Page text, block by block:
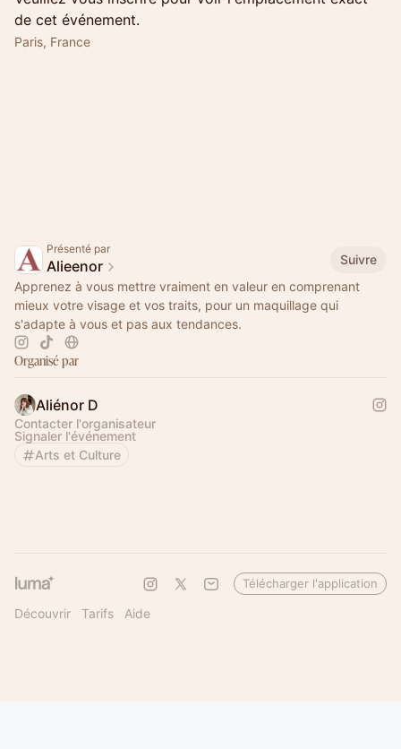
de cet événement.
Paris, France
Présenté par
Alieenor
Suivre
Apprenez à vous mettre vraiment en valeur en comprenant
mieux votre visage et vos traits, pour un maquillage qui
s'adapte à vous et pas aux tendances.
Organisé par
Aliénor D
Contacter l'organisateur
Signaler l'événement
Arts et Culture
Découvrir Tarifs Aide
Télécharger l'application